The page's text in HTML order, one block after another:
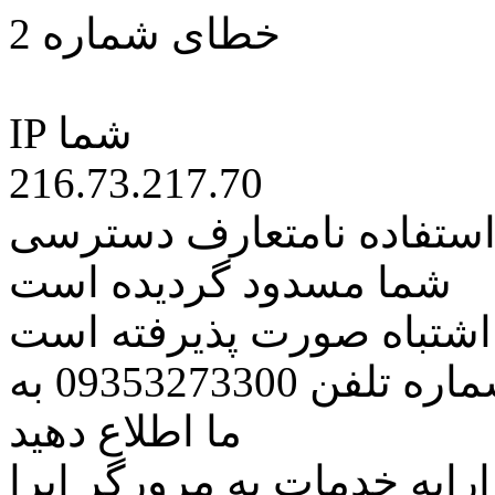
خطای شماره 2
IP شما
216.73.217.70
نامتعارف دسترسی
شما مسدود گردیده است
اشتباه صورت پذیرفته است
مراتب این مسئله را از طریق شماره تلفن 09353273300 به
ما اطلاع دهید
خدمات به مرورگر اپرا